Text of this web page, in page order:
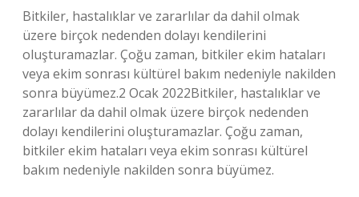
Bitkiler, hastalıklar ve zararlılar da dahil olmak
üzere birçok nedenden dolayı kendilerini
oluşturamazlar. Çoğu zaman, bitkiler ekim hataları
veya ekim sonrası kültürel bakım nedeniyle nakilden
sonra büyümez.2 Ocak 2022Bitkiler, hastalıklar ve
zararlılar da dahil olmak üzere birçok nedenden
dolayı kendilerini oluşturamazlar. Çoğu zaman,
bitkiler ekim hataları veya ekim sonrası kültürel
bakım nedeniyle nakilden sonra büyümez.